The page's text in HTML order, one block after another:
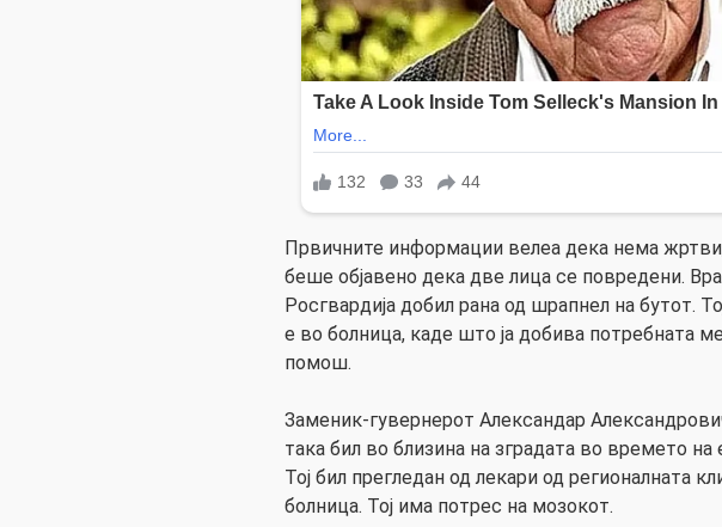
Првичните информации велеа дека нема
беше објавено дека две лица се повредени.
Росгвардија добил рана од шрапнел на бутот.
е во болница, каде што ја добива потребната
помош.
Заменик-гувернерот Александар
така бил во близина на зградата во времето на
Тој бил прегледан од лекари од регионалната
болница. Тој има потрес на мозокот.